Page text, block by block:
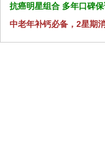
抗癌明星组合 多年口碑
中老年补钙必备，2星期